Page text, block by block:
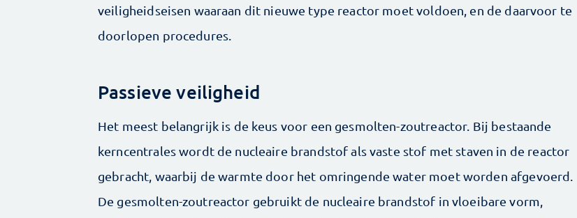
veiligheidseisen waaraan dit nieuwe type reactor moet voldoen, en de daarvoor te
doorlopen procedures.
Passieve veiligheid
Het meest belangrijk is de keus voor een gesmolten-zoutreactor. Bij bestaande
kerncentrales wordt de nucleaire brandstof als vaste stof met staven in de reactor
gebracht, waarbij de warmte door het omringende water moet worden afgevoerd.
De gesmolten-zoutreactor gebruikt de nucleaire brandstof in vloeibare vorm,